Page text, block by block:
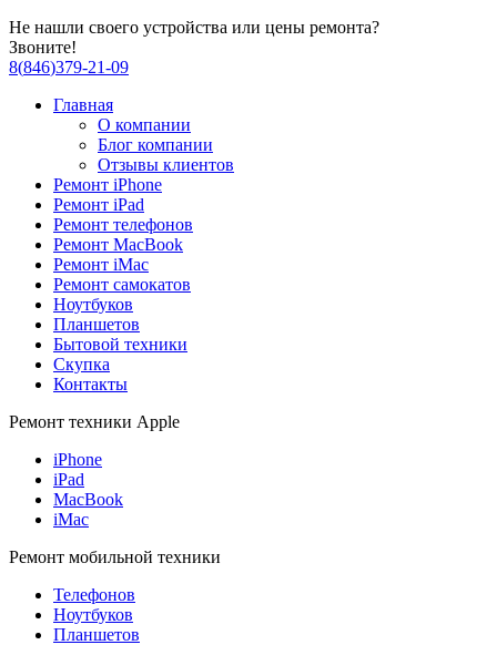
Не нашли своего устройства или цены ремонта?
Звоните!
8(846)379-21-09
Главная
О компании
Блог компании
Отзывы клиентов
Ремонт iPhone
Ремонт iPad
Ремонт телефонов
Ремонт MacBook
Ремонт iMac
Ремонт самокатов
Ноутбуков
Планшетов
Бытовой техники
Скупка
Контакты
Ремонт техники Apple
iPhone
iPad
MacBook
iMac
Ремонт мобильной техники
Телефонов
Ноутбуков
Планшетов